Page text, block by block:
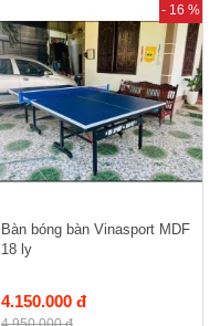
- 16 %
Bàn bóng bàn Vinasport MDF
18 ly
4.150.000 đ